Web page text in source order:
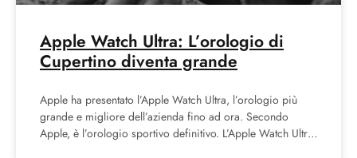
Apple Watch Ultra: L’orologio di
Cupertino diventa grande
Apple ha presentato l’Apple Watch Ultra, l’orologio più
grande e migliore dell’azienda fino ad ora. Secondo
Apple, è l’orologio sportivo definitivo. L’Apple Watch Ultra